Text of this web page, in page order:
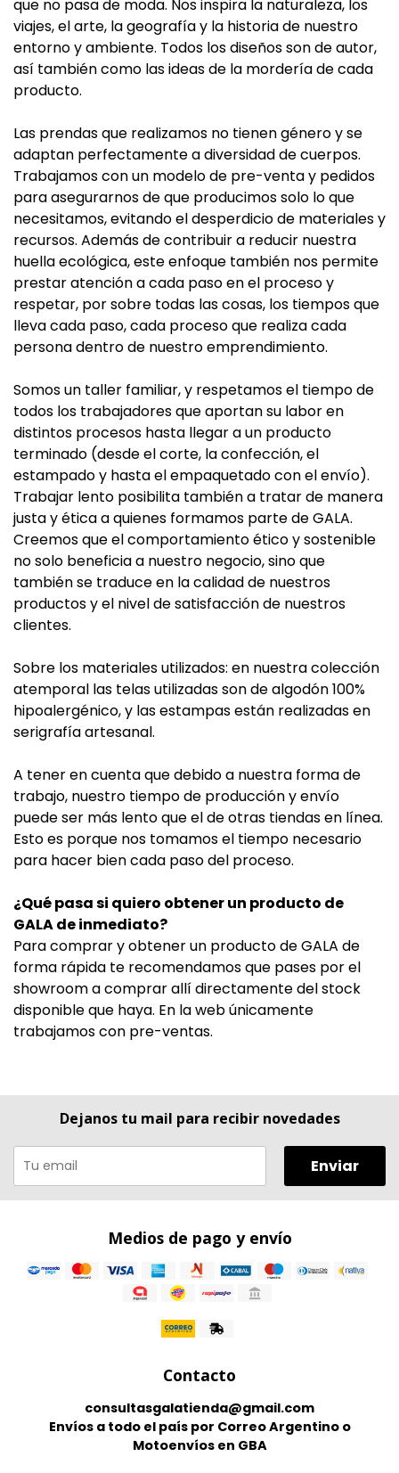
que no pasa de moda. Nos inspira la naturaleza, los
viajes, el arte, la geografía y la historia de nuestro
entorno y ambiente. Todos los diseños son de autor,
así también como las ideas de la mordería de cada
producto.
Las prendas que realizamos no tienen género y se
adaptan perfectamente a diversidad de cuerpos.
Trabajamos con un modelo de pre-venta y pedidos
para asegurarnos de que producimos solo lo que
necesitamos, evitando el desperdicio de materiales y
recursos. Además de contribuir a reducir nuestra
huella ecológica, este enfoque también nos permite
prestar atención a cada paso en el proceso y
respetar, por sobre todas las cosas, los tiempos que
lleva cada paso, cada proceso que realiza cada
persona dentro de nuestro emprendimiento.
Somos un taller familiar, y respetamos el tiempo de
todos los trabajadores que aportan su labor en
distintos procesos hasta llegar a un producto
terminado (desde el corte, la confección, el
estampado y hasta el empaquetado con el envío).
Trabajar lento posibilita también a tratar de manera
justa y ética a quienes formamos parte de GALA.
Creemos que el comportamiento ético y sostenible
no solo beneficia a nuestro negocio, sino que
también se traduce en la calidad de nuestros
productos y el nivel de satisfacción de nuestros
clientes.
Sobre los materiales utilizados: en nuestra colección
atemporal las telas utilizadas son de algodón 100%
hipoalergénico, y las estampas están realizadas en
serigrafía artesanal.
A tener en cuenta que debido a nuestra forma de
trabajo, nuestro tiempo de producción y envío
puede ser más lento que el de otras tiendas en línea.
Esto es porque nos tomamos el tiempo necesario
para hacer bien cada paso del proceso.
¿Qué pasa si quiero obtener un producto de
GALA de inmediato?
Para comprar y obtener un producto de GALA de
forma rápida te recomendamos que pases por el
showroom a comprar allí directamente del stock
disponible que haya. En la web únicamente
trabajamos con pre-ventas.
Dejanos tu mail para recibir novedades
Enviar
Medios de pago y envío
Contacto
consultasgalatienda@gmail.com
Envíos a todo el país por Correo Argentino o
Motoenvíos en GBA